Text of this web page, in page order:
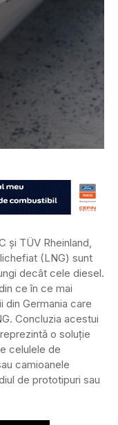
și TÜV Rheinland,
(LNG) sunt
decât cele diesel.
ce în ce mai
din Germania care
Concluzia acestui
o soluție
celulele de
camioanele
de prototipuri sau